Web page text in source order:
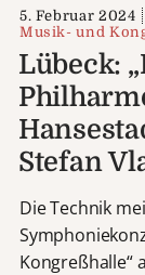
5. Februar 2024
Musik- und
Lübeck:
Stefan
Die Technik
Kongreßhalle“